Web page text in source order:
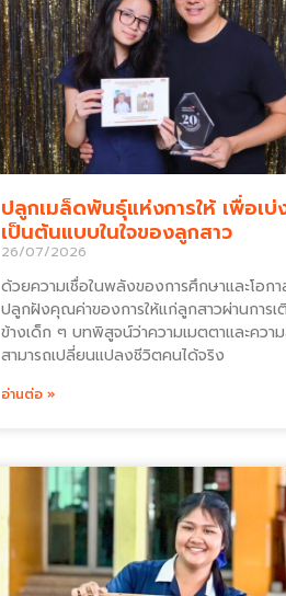
ปลูกเมล็ดพันธุ์แห่งการให้ เพื่อเบ่
เป็นต้นแบบในใจของลูกสาว
26/07/2026
ด้วยความเชื่อในพลังของการศึกษาและโอก
ปลูกฝังคุณค่าของการให้แก่ลูกสาวผ่านการเ
ข้างเด็ก ๆ บทพิสูจน์ว่าความเมตตาและควา
สามารถเปลี่ยนแปลงชีวิตคนได้จริง
อ่านต่อ »